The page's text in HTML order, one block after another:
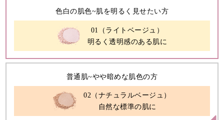
色白の肌色~肌を明るく見せたい方
01（ライトベージュ）
明るく透明感のある肌に
普通肌~やや暗めな肌色の方
02（ナチュラルベージュ）
自然な標準の肌に